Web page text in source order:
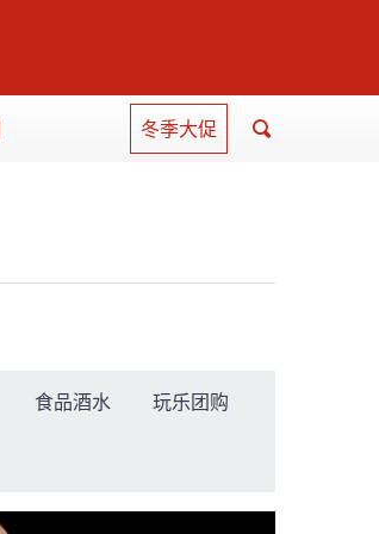
冬季大促
食品酒水 玩乐团购